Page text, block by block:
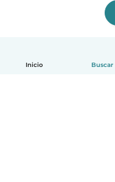
Inicio Buscar